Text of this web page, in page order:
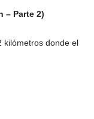
– Parte 2)
kilómetros donde el